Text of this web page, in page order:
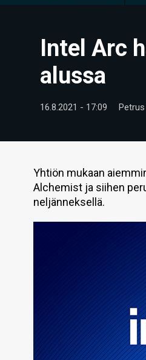
Intel Arc
alussa
16.8.2021 - 17:09
Yhtiön mukaan
Alchemist ja siihen
neljänneksellä.